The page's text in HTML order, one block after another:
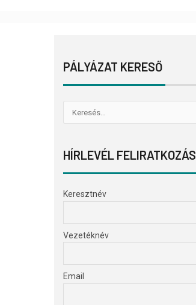
PÁLYÁZAT KERESŐ
HÍRLEVÉL FELIRATKOZÁS
Keresztnév
Vezetéknév
Email